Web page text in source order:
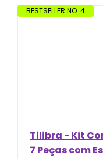
BESTSELLER NO. 4
Tilibra - Kit
7 Peças com